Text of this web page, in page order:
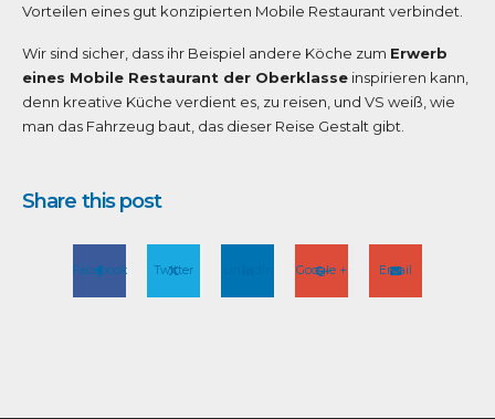
Vorteilen eines gut konzipierten Mobile Restaurant verbindet.
Wir sind sicher, dass ihr Beispiel andere Köche zum Erwerb
eines Mobile Restaurant der Oberklasse inspirieren kann,
denn kreative Küche verdient es, zu reisen, und VS weiß, wie
man das Fahrzeug baut, das dieser Reise Gestalt gibt.
Share this post
Facebook Twitter Google + Email